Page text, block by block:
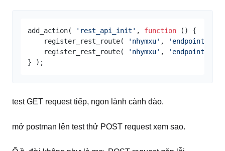
add_action( 'rest_api_init' , function ( ) {
    register_rest_route(
'nhymxu' , 'endpoint_get'
    register_rest_route(
'nhymxu' , 'endpoint_all'
test GET request tiếp, ngon lành cành đào.
mở postman lên test thử POST request xem sao.